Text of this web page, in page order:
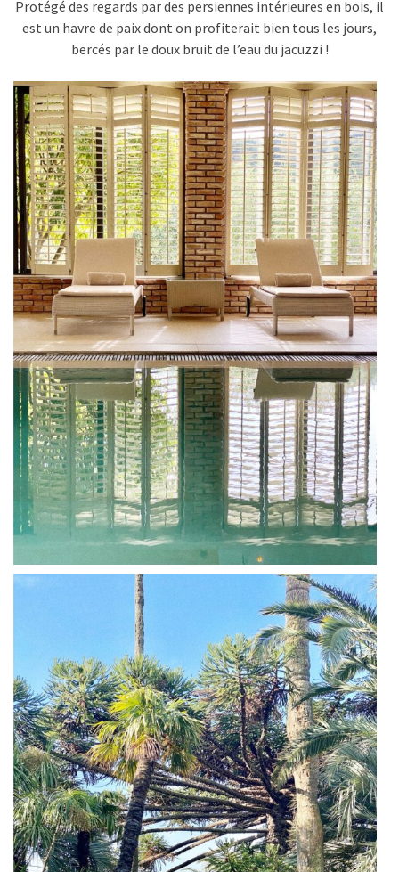
Protégé des regards par des persiennes intérieures en bois, il
est un havre de paix dont on profiterait bien tous les jours,
bercés par le doux bruit de l’eau du jacuzzi !